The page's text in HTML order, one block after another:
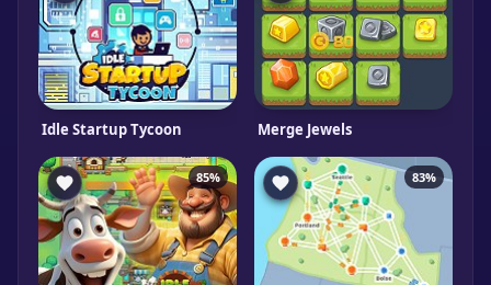
Idle Startup Tycoon Merge Jewels
85% 83%